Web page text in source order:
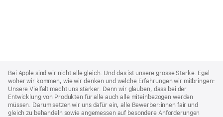
Footer
Bei Apple sind wir nicht alle gleich. Und das ist unsere grosse Stärke. Egal
woher wir kommen, wie wir denken und welche Erfahrungen wir mitbringen:
Unsere Vielfalt macht uns stärker. Denn wir glauben, dass bei der
Entwicklung von Produkten für alle auch alle miteinbezogen werden
müssen. Darum setzen wir uns dafür ein, alle Bewerber:innen fair und
gleich zu behandeln sowie angemessen auf besondere Anforderungen